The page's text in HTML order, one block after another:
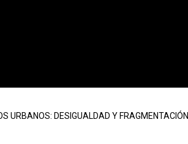
URBANOS: DESIGUALDAD Y FRAGMENTACIÓN